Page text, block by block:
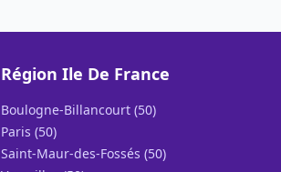
Région Ile De France
Boulogne-Billancourt (50)
Paris (50)
Saint-Maur-des-Fossés (50)